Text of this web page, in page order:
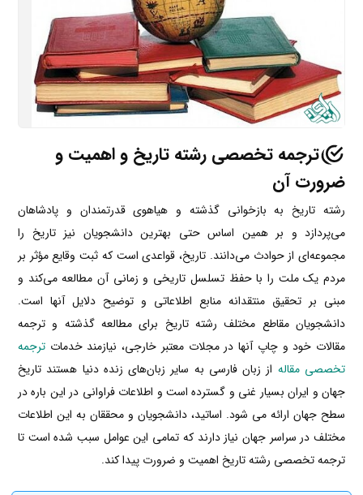
ترجمه تخصصی رشته تاریخ و اهمیت و
ضرورت آن
رشته تاریخ به بازخوانی گذشته و هیاهوی قدرتمندان و پادشاهان
می‌پردازد و بر همین اساس حتی بهترین دانشجویان نیز تاریخ را
مجموعه‌ای از حوادث می‌دانند. تاریخ، قواعدی است که ثبت وقایع مؤثر بر
مردم یک ملت را با حفظ تسلسل تاریخی و زمانی آن مطالعه می‌کند و
مبنی بر تحقیق منتقدانه منابع اطلاعاتی و توضیح دلایل آنها است.
دانشجویان مقاطع مختلف رشته تاریخ برای مطالعه گذشته و ترجمه
مقالات خود و چاپ آنها در مجلات معتبر خارجی، نیازمند خدمات ترجمه
تخصصی مقاله از زبان فارسی به سایر زبان‌های زنده دنیا هستند تاریخ
جهان و ایران بسیار غنی و گسترده است و اطلاعات فراوانی در این باره در
سطح جهان ارائه می شود. اساتید، دانشجویان و محققان به این اطلاعات
مختلف در سراسر جهان نیاز دارند که تمامی این عوامل سبب شده است تا
ترجمه تخصصی رشته تاریخ اهمیت و ضرورت پیدا کند.